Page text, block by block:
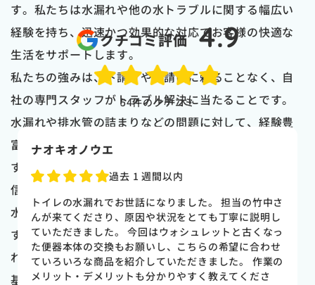
す。私たちは水漏れや他の水トラブルに関する幅広い
経験を持ち、迅速かつ効果的な対応でお客様の快適な
生活をサポートします。
私たちの強みは、下請けや孫請けに頼ることなく、自
社の専門スタッフがトラブル解決に当たることです。
水漏れや排水管の詰まりなどの問題に対して、経験豊
富なプロフェッショナルが迅速かつ丁寧に対応しま
す。そのため、信頼性の高いサービスを提供できる自
信があります。
水漏れは、日常生活でよく起こるトラブルの一つで
す。髪の毛や紙くず、異物などが原因となり、水の流
れが滞ることがあります。私たちはこれまでの実績を
基に、様々なケースに対応してきました。お客様の立
クチコミ評価 4.9
54件のクチコミ
naoki higasi
1 か月前
トイレの水漏れがあり来ていただきました。水漏れ箇
所もすぐに判明しました。10数年使用していた一体型
のトイレだった為使いやすさ等しっかりと説明してい
ただき交換する事になりました。正直痛い出費でした
が発見が早かったので壁や床の工事を考えるとまだ費
用は抑えれました。今回担当して頂いた竹中さんは人